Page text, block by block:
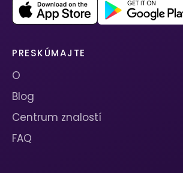
PRESKÚMAJTE
O
Blog
Centrum znalostí
FAQ